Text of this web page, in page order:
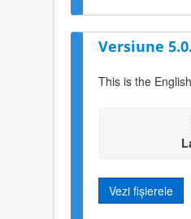
Versiune
This is the
Vezi fișierele